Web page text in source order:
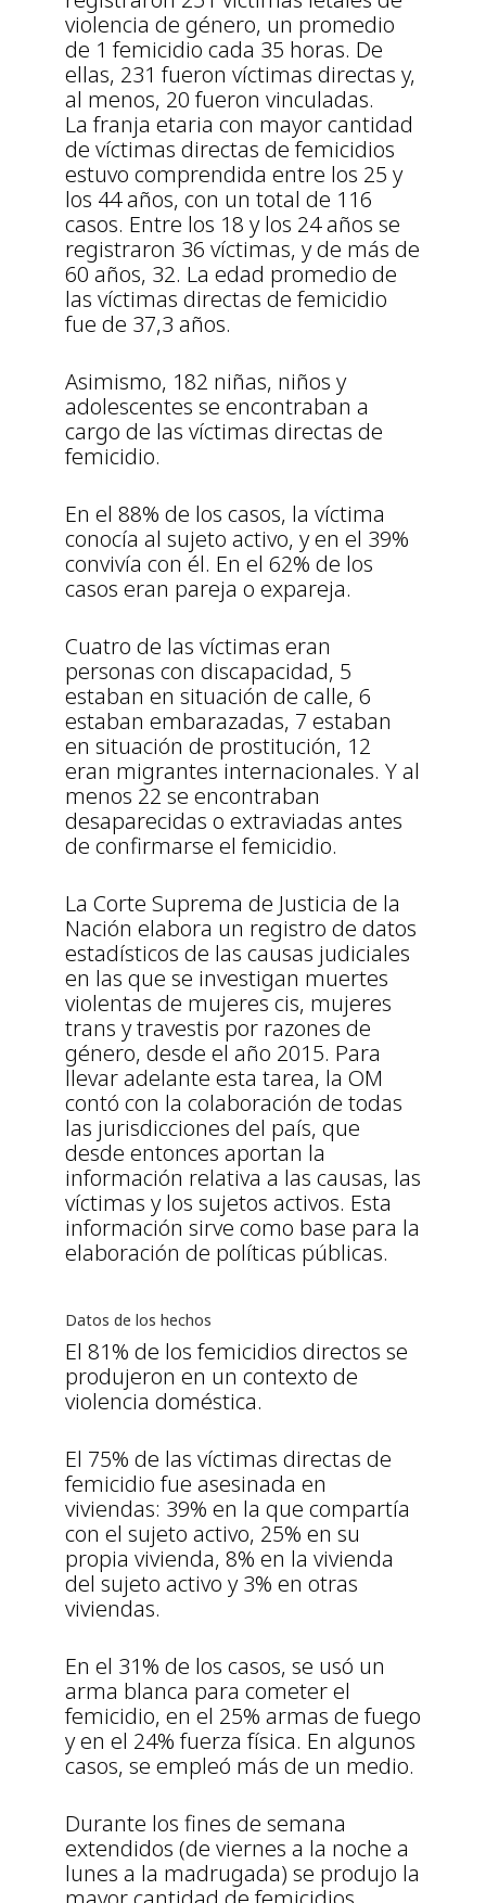
violencia de género, un promedio
de 1 femicidio cada 35 horas. De
ellas, 231 fueron víctimas directas y,
al menos, 20 fueron vinculadas.
La franja etaria con mayor cantidad
de víctimas directas de femicidios
estuvo comprendida entre los 25 y
los 44 años, con un total de 116
casos. Entre los 18 y los 24 años se
registraron 36 víctimas, y de más de
60 años, 32. La edad promedio de
las víctimas directas de femicidio
fue de 37,3 años.
Asimismo, 182 niñas, niños y
adolescentes se encontraban a
cargo de las víctimas directas de
femicidio.
En el 88% de los casos, la víctima
conocía al sujeto activo, y en el 39%
convivía con él. En el 62% de los
casos eran pareja o expareja.
Cuatro de las víctimas eran
personas con discapacidad, 5
estaban en situación de calle, 6
estaban embarazadas, 7 estaban
en situación de prostitución, 12
eran migrantes internacionales. Y al
menos 22 se encontraban
desaparecidas o extraviadas antes
de confirmarse el femicidio.
La Corte Suprema de Justicia de la
Nación elabora un registro de datos
estadísticos de las causas judiciales
en las que se investigan muertes
violentas de mujeres cis, mujeres
trans y travestis por razones de
género, desde el año 2015. Para
llevar adelante esta tarea, la OM
contó con la colaboración de todas
las jurisdicciones del país, que
desde entonces aportan la
información relativa a las causas, las
víctimas y los sujetos activos. Esta
información sirve como base para la
elaboración de políticas públicas.
Datos de los hechos
El 81% de los femicidios directos se
produjeron en un contexto de
violencia doméstica.
El 75% de las víctimas directas de
femicidio fue asesinada en
viviendas: 39% en la que compartía
con el sujeto activo, 25% en su
propia vivienda, 8% en la vivienda
del sujeto activo y 3% en otras
viviendas.
En el 31% de los casos, se usó un
arma blanca para cometer el
femicidio, en el 25% armas de fuego
y en el 24% fuerza física. En algunos
casos, se empleó más de un medio.
Durante los fines de semana
extendidos (de viernes a la noche a
lunes a la madrugada) se produjo la